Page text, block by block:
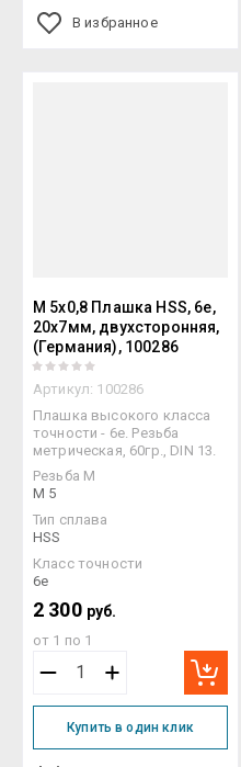
В избранное
M 5x0,8 Плашка HSS, 6e,
20x7мм, двухсторонняя,
(Германия), 100286
Артикул: 100286
Плашка высокого класса
точности - 6e. Резьба
метрическая, 60гр., DIN 13.
Резьба М
M 5
Тип сплава
HSS
Класс точности
6e
2 300 руб.
от 1 по 1
Купить в один клик